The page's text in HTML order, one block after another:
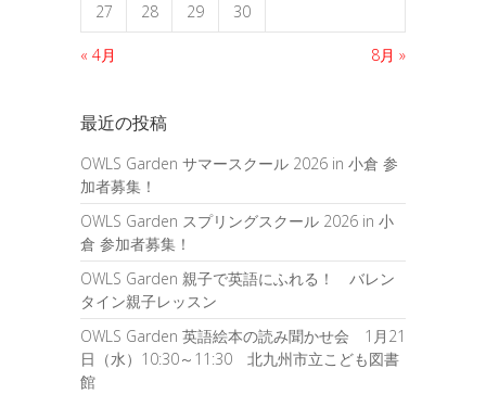
27
28 29 30
« 4月 8月 »
最近の投稿
OWLS Garden サマースクール 2026 in 小倉 参
加者募集！
OWLS Garden スプリングスクール 2026 in 小
倉 参加者募集！
OWLS Garden 親子で英語にふれる！ バレン
タイン親子レッスン
OWLS Garden 英語絵本の読み聞かせ会 1月21
日（水）10:30～11:30 北九州市立こども図書
館